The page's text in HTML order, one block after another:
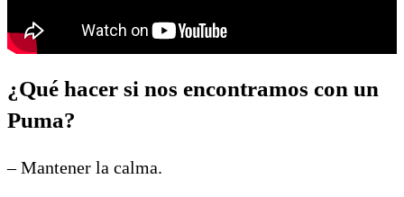
¿Qué hacer si nos encontramos con un
Puma?
– Mantener la calma.